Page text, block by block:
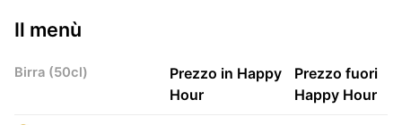
Il menù
Birra (50cl)
Prezzo in Happy
Hour
Prezzo fuori
Happy Hour